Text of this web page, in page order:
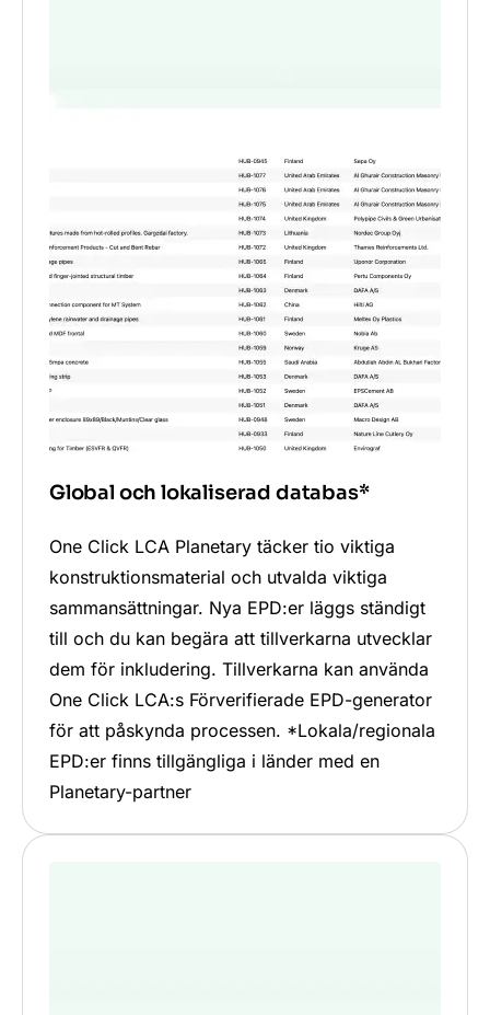
Global och lokaliserad databas*
One Click LCA Planetary täcker tio viktiga
konstruktionsmaterial och utvalda viktiga
sammansättningar. Nya EPD:er läggs ständigt
till och du kan begära att tillverkarna utvecklar
dem för inkludering. Tillverkarna kan använda
One Click LCA:s Förverifierade EPD-generator
för att påskynda processen. *Lokala/regionala
EPD:er finns tillgängliga i länder med en
Planetary-partner